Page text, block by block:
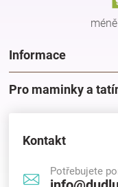
Informace
Pro maminky a
Kontakt
Potřebujete